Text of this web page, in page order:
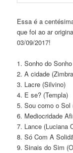
Essa é a
que foi ao ar
03/09/2017!
1. Sonho do
2. A cidade
3. Lacre (Silvino)
4. E se? (Templa)
5. Sou como o Sol
6. Mediocridade
7. Lance (Luciana
8. Só Com A
9. Sinais do Sim